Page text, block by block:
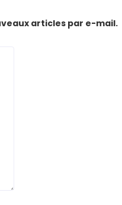
articles par e-mail.